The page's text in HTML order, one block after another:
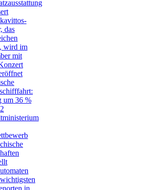
das
wird im
mit
um 36 %
in